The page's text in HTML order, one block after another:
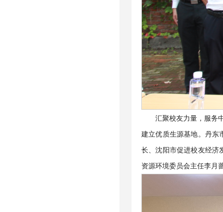
汇聚校友力量，服务
建立优质生源基地。丹东
长、沈阳市促进校友经济
资源环境委员会主任李月